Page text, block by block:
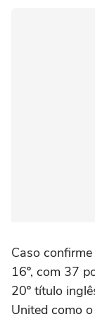
Caso
16º, com 37
20º título
United como